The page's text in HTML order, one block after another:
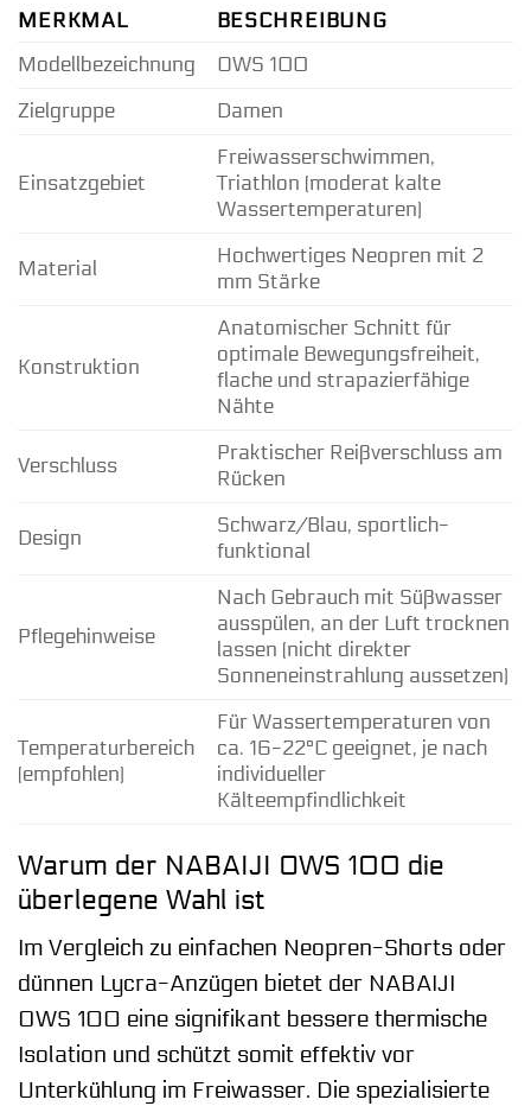
MERKMAL
BESCHREIBUNG
Modellbezeichnung
OWS 100
Zielgruppe
Damen
Einsatzgebiet
Freiwasserschwimmen,
Triathlon (moderat kalte
Wassertemperaturen)
Material
Hochwertiges Neopren mit 2
mm Stärke
Konstruktion
Anatomischer Schnitt für
optimale Bewegungsfreiheit,
flache und strapazierfähige
Nähte
Verschluss
Praktischer Reißverschluss am
Rücken
Design
Schwarz/Blau, sportlich-
funktional
Pflegehinweise
Nach Gebrauch mit Süßwasser
ausspülen, an der Luft trocknen
lassen (nicht direkter
Sonneneinstrahlung aussetzen)
Temperaturbereich
(empfohlen)
Für Wassertemperaturen von
ca. 16-22°C geeignet, je nach
individueller
Kälteempfindlichkeit
Warum der NABAIJI OWS 100 die
überlegene Wahl ist
Im Vergleich zu einfachen Neopren-Shorts oder
dünnen Lycra-Anzügen bietet der NABAIJI
OWS 100 eine signifikant bessere thermische
Isolation und schützt somit effektiv vor
Unterkühlung im Freiwasser. Die spezialisierte